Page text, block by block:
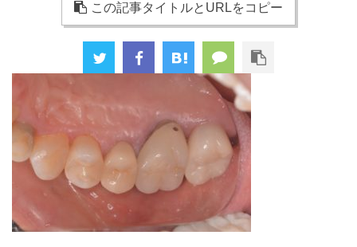
この記事タイトルとURLをコピー